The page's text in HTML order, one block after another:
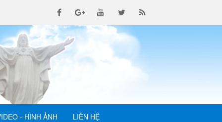
- HÌNH ẢNH LIÊN HỆ